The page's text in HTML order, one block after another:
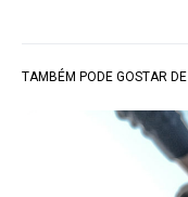
TAMBÉM PODE GOSTAR DE